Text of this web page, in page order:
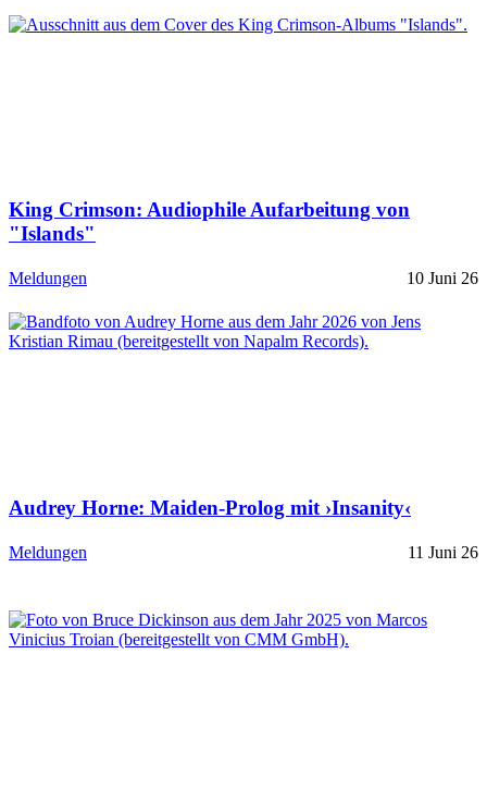
King Crimson: Audiophile Aufarbeitung von
"Islands"
Meldungen 10 Juni 26
Audrey Horne: Maiden-Prolog mit ›Insanity‹
Meldungen 11 Juni 26